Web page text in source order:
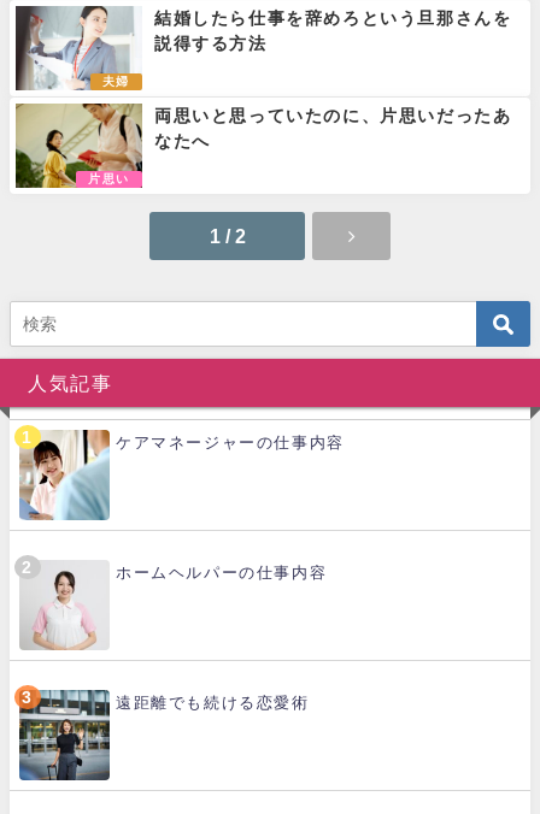
夫婦
結婚したら仕事を辞めろという旦那さんを
説得する方法
片思い
両思いと思っていたのに、片思いだったあ
なたへ
1 / 2
人気記事
ケアマネージャーの仕事内容
ホームヘルパーの仕事内容
遠距離でも続ける恋愛術